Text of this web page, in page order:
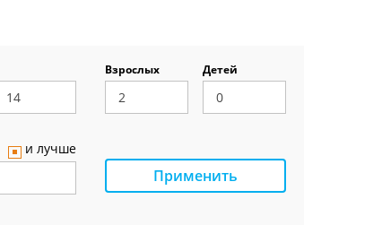
Взрослых Детей
и лучше
Применить